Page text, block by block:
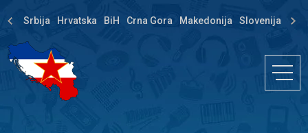
Srbija Hrvatska BiH Crna Gora Makedonija Slovenija